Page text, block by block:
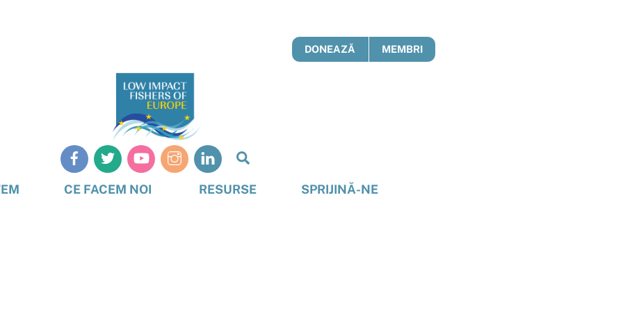
DONEAZĂ MEMBRI
CE FACEM NOI RESURSE SPRIJINĂ-NE